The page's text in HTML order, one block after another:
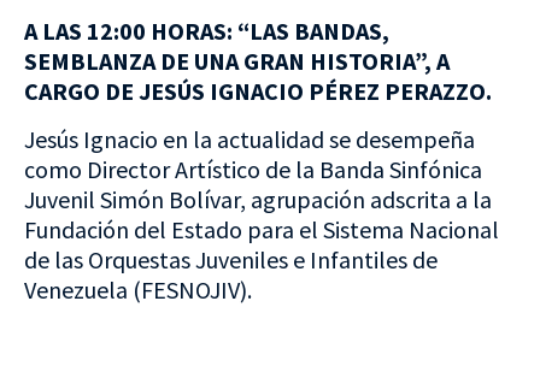
A LAS 12:00 HORAS: “LAS BANDAS,
SEMBLANZA DE UNA GRAN HISTORIA”, A
CARGO DE JESÚS IGNACIO PÉREZ PERAZZO.
Jesús Ignacio en la actualidad se desempeña
como Director Artístico de la Banda Sinfónica
Juvenil Simón Bolívar, agrupación adscrita a la
Fundación del Estado para el Sistema Nacional
de las Orquestas Juveniles e Infantiles de
Venezuela (FESNOJIV).